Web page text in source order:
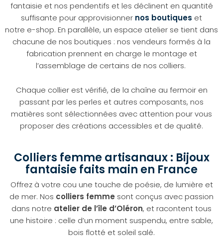
fantaisie et nos pendentifs et les déclinent en quantité
suffisante pour approvisionner nos boutiques et
notre e-shop. En parallèle, un espace atelier se tient dans
chacune de nos boutiques : nos vendeurs formés à la
fabrication prennent en charge le montage et
l’assemblage de certains de nos colliers.
Chaque collier est vérifié, de la chaîne au fermoir en
passant par les perles et autres composants, nos
matières sont sélectionnées avec attention pour vous
proposer des créations accessibles et de qualité.
Colliers femme artisanaux : Bijoux
fantaisie faits main en France
Offrez à votre cou une touche de poésie, de lumière et
de mer. Nos colliers femme sont conçus avec passion
dans notre atelier de l’île d’Oléron, et racontent tous
une histoire : celle d’un moment suspendu, entre sable,
bois flotté et soleil salé.